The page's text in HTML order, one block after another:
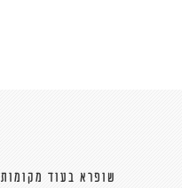
שופרא בעוד מקומות